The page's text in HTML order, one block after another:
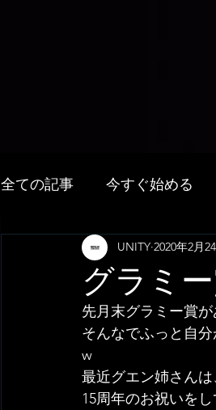
全ての記事 今すぐ始める
グラミ
UNITY 2020年2月
先月末グラミー賞
そんなでふっと自
w
最近グエン姉さん
15周年のお祝いを